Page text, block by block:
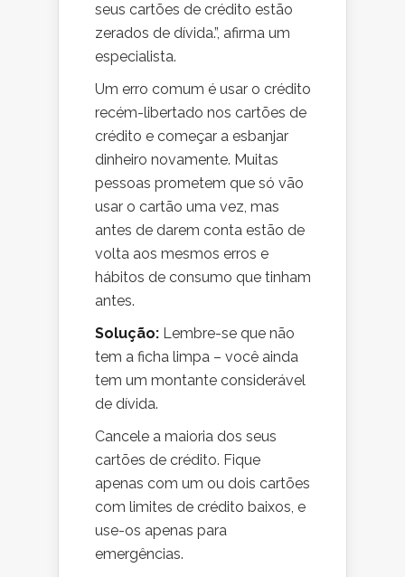
seus cartões de crédito estão
zerados de dívida.”, afirma um
especialista.
Um erro comum é usar o crédito
recém-libertado nos cartões de
crédito e começar a esbanjar
dinheiro novamente. Muitas
pessoas prometem que só vão
usar o cartão uma vez, mas
antes de darem conta estão de
volta aos mesmos erros e
hábitos de consumo que tinham
antes.
Solução: Lembre-se que não
tem a ficha limpa – você ainda
tem um montante considerável
de dívida.
Cancele a maioria dos seus
cartões de crédito. Fique
apenas com um ou dois cartões
com limites de crédito baixos, e
use-os apenas para
emergências.